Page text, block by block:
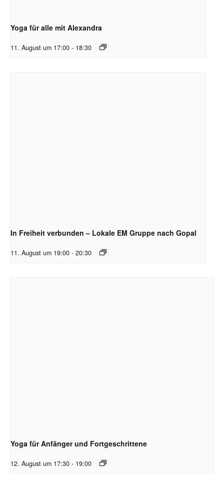
Yoga für alle mit Alexandra
11. August um 17:00 - 18:30
In Freiheit verbunden – Lokale EM Gruppe nach Gopal
11. August um 19:00 - 20:30
Yoga für Anfänger und Fortgeschrittene
12. August um 17:30 - 19:00